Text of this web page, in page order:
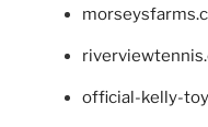
official-kelly-